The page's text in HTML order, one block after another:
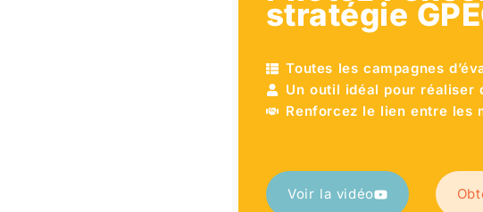
stratégie
Toutes les campagnes
Un outil idéal pour réaliser
Renforcez le lien entre les
Voir la vidéo